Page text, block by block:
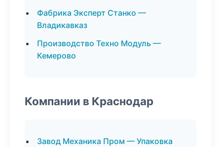
Фабрика Эксперт Станко —
Владикавказ
Производство Техно Модуль —
Кемерово
Компании в Краснодар
Завод Механика Пром — Упаковка